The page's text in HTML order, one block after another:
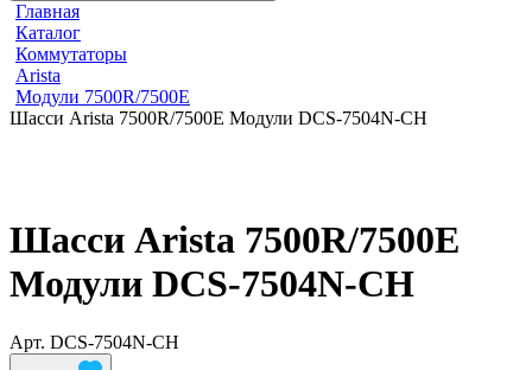
Главная
Каталог
Коммутаторы
Arista
Модули 7500R/7500E
Шасси Arista 7500R/7500E Модули DCS-7504N-CH
Шасси Arista 7500R/7500E
Модули DCS-7504N-CH
Арт. DCS-7504N-CH